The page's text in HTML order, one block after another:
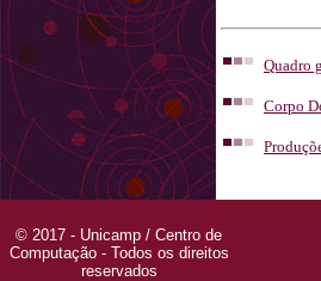
Quadro
Corpo
© 2017 - Unicamp / Centro de
Computação - Todos os direitos
reservados